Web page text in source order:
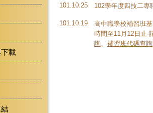
載
101.10.25 102學年度四技二
101.10.19
高中職學校補習班
時間至11月12日止-
詢、 補習班代碼查詢